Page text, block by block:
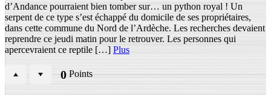
d’Andance pourraient bien tomber sur… un python royal ! Un
serpent de ce type s’est échappé du domicile de ses propriétaires,
dans cette commune du Nord de l’Ardèche. Les recherches devaient
reprendre ce jeudi matin pour le retrouver. Les personnes qui
apercevraient ce reptile […] Plus
0 Points